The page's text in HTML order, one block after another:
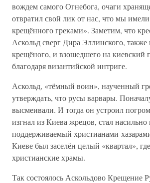
вождем самого Огнебога, очаги
отвратил свой лик от нас, что мы имели
крещённого греками». Заметим, что
Аскольд сверг Дира Эллинского, также
крещёного, и взошедшего на киевский
благодаря византийской интриге.
Аскольд, «тёмный воин», наученный
утверждать, что русы варвары.
высмеивали. И тогда он устроил
изгнал из Киева жрецов, стал насильно
поддерживаемый христианами-
Киеве был заселён целый «квартал»,
христианские храмы.
Так состоялось Аскольдово Крещение